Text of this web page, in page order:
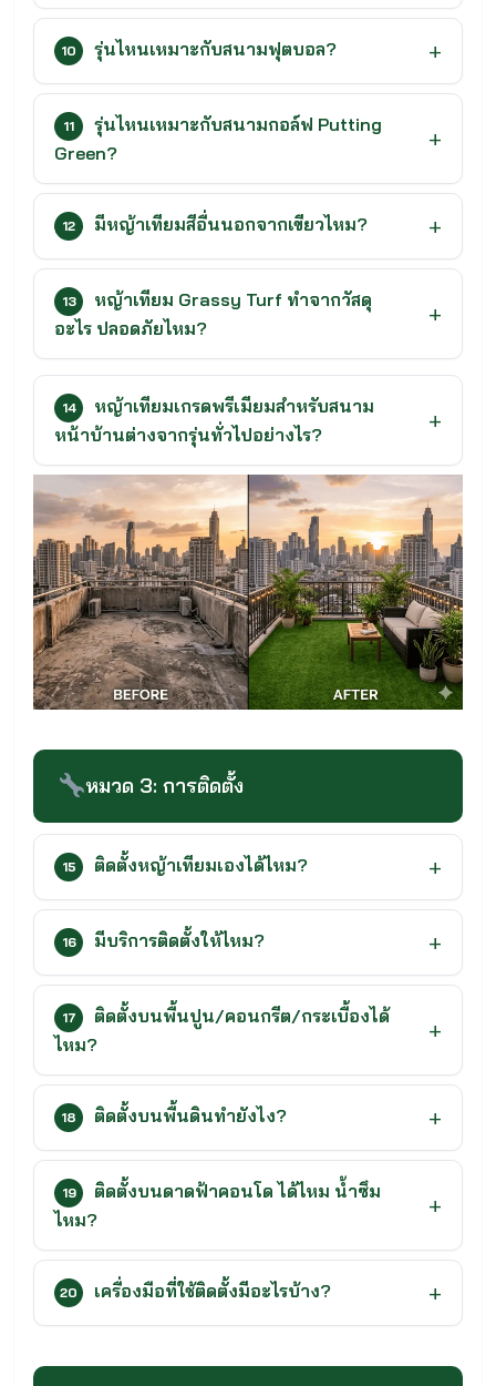
10 รุ่นไหนเหมาะกับสนามฟุตบอล?
11
รุ่นไหนเหมาะกับสนามกอล์ฟ Putting
Green?
12 มีหญ้าเทียมสีอื่นนอกจากเขียวไหม?
13
หญ้าเทียม Grassy Turf ทำจากวัสดุ
อะไร ปลอดภัยไหม?
14
หญ้าเทียมเกรดพรีเมียมสำหรับสนาม
หน้าบ้านต่างจากรุ่นทั่วไปอย่างไร?
หมวด 3: การติดตั้ง
15 ติดตั้งหญ้าเทียมเองได้ไหม?
16 มีบริการติดตั้งให้ไหม?
17
ติดตั้งบนพื้นปูน/คอนกรีต/กระเบื้องได้
ไหม?
18 ติดตั้งบนพื้นดินทำยังไง?
19
ติดตั้งบนดาดฟ้าคอนโด ได้ไหม น้ำซึม
ไหม?
20 เครื่องมือที่ใช้ติดตั้งมีอะไรบ้าง?